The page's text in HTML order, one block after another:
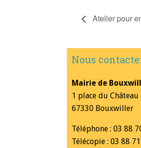
Atelier pour
Nous
Mairie de
1 place du Château
67330 Bouxwiller
Téléphone : 03 88
Télécopie : 03 88